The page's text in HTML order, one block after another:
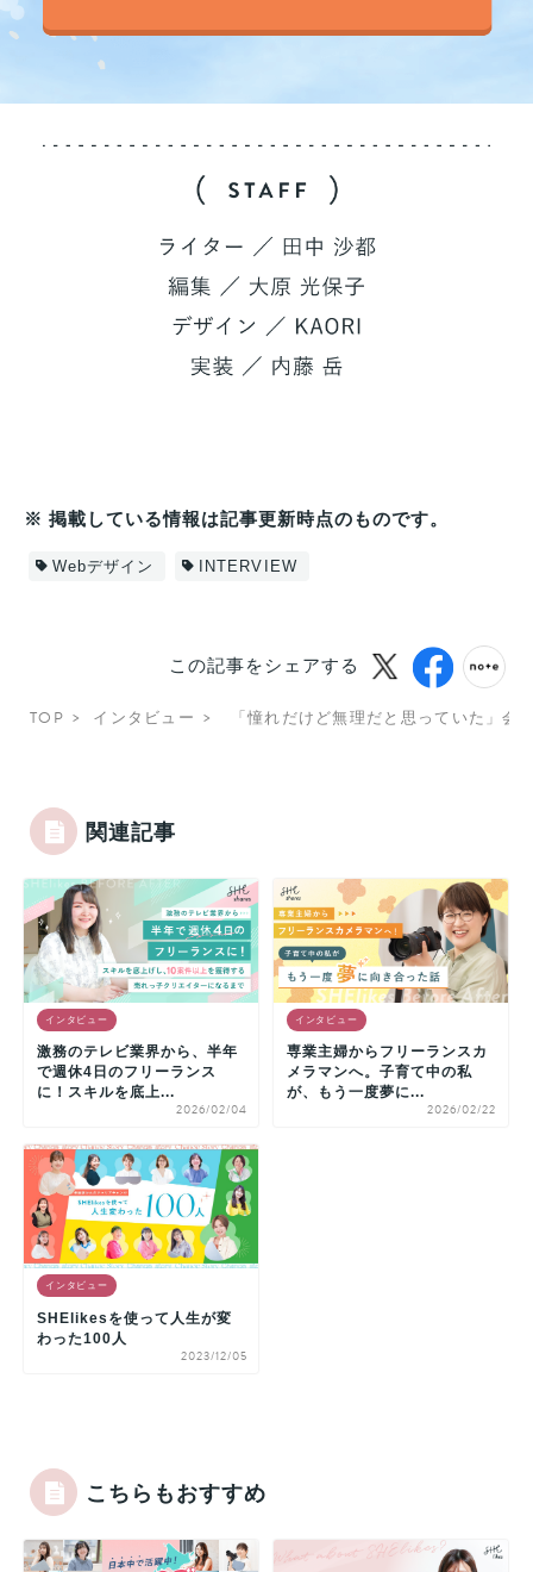
※ 掲載している情報は記事更新時点のものです。
Webデザイン INTERVIEW
この記事をシェアする
TOP インタビュー 「憧れだけど無理だと思っていた」
関連記事
インタビュー
激務のテレビ業界から、半年
で週休4日のフリーランス
に！スキルを底上...
2026/02/04
インタビュー
専業主婦からフリーランスカ
メラマンへ。子育て中の私
が、もう一度夢に...
2026/02/22
インタビュー
SHElikesを使って人生が変
わった100人
2023/12/05
こちらもおすすめ